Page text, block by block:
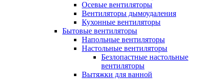
Осевые вентиляторы
Вентиляторы дымоудаления
Кухонные вентиляторы
Бытовые вентиляторы
Напольные вентиляторы
Настольные вентиляторы
Безлопастные настольные
вентиляторы
Вытяжки для ванной